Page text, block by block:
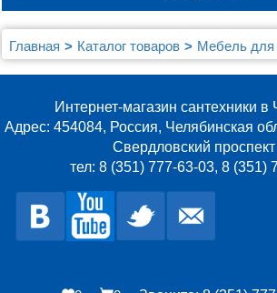
Главная Каталог товаров
Мебель для
Шкафы - пеналы
Интернет-магазин сантехники в
Адрес: 454084, Россия, Челябинская
Свердловский
тел: 8 (351) 777-63-03, 8 (351)